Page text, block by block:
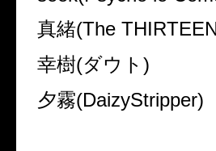
真緒(The
幸樹(ダウト )
夕霧(DaizyStripper)